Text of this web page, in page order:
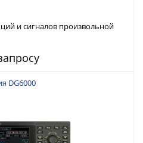
и сигналов произвольной
50 МГц
DG6000